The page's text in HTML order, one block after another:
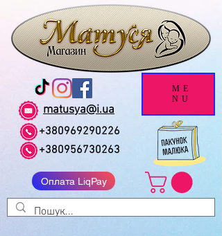
matusya@i.ua
+380969290226
+380956730263
Оплата LiqPay
ME
NU